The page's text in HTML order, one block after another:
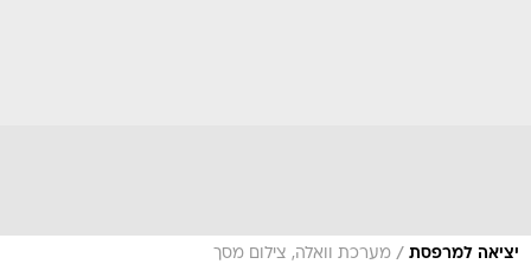
יציאה למרפסת / מערכת וואלה, צילום מסך